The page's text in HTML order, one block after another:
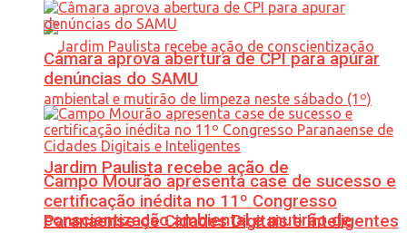
Jardim Paulista recebe ação de
conscientização ambiental e mutirão de
Câmara aprova abertura de CPI para apurar
denúncias do SAMU
Campo Mourão apresenta case de sucesso e
certificação inédita no 11º Congresso
Paranaense de Cidades Digitais e Inteligentes